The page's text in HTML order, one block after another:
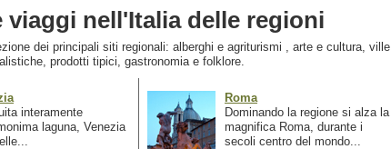
viaggi nell'Italia delle regioni
dei principali siti regionali: alberghi e agriturismi , arte e cultura, ville
prodotti tipici, gastronomia e folklore.
interamente
laguna, Venezia
Roma
Dominando la regione si alza la
magnifica Roma, durante i
secoli centro del mondo...